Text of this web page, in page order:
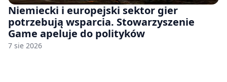
Niemiecki i europejski sektor gier
potrzebują wsparcia. Stowarzyszenie
Game apeluje do polityków
7 sie 2026